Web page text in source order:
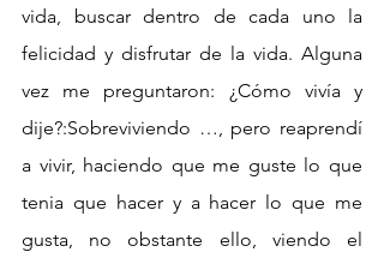
vida, buscar dentro de cada uno la
felicidad y disfrutar de la vida. Alguna
vez me preguntaron: ¿Cómo vivía y
dije?:Sobreviviendo …, pero reaprendí
a vivir, haciendo que me guste lo que
tenia que hacer y a hacer lo que me
gusta, no obstante ello, viendo el